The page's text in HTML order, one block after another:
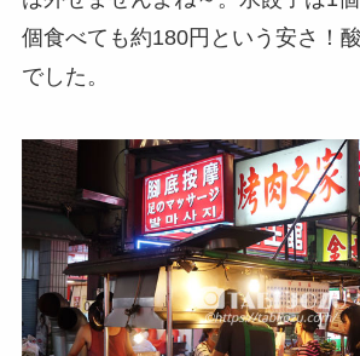
個食べても約180円という安さ！
でした。